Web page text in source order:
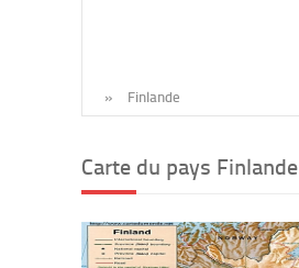
» Finlande
Carte du pays Finlande